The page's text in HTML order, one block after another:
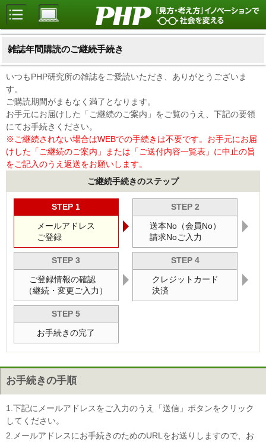
雑誌年間購読のご継続手続き
いつもPHP研究所の雑誌をご愛読いただき、ありがとうございま
す。
ご購読期間がまもなく満了となります。
お手元にお届けした「ご継続のご案内」をご覧のうえ、下記の要領
にてお手続きください。
※ご継続されない場合はWEBでの手続きは不要です。お手元にお届
けした「ご継続のご案内」または「ご送付内容一覧表」に中止の旨
をご記入のうえ返送をお願いします。
ご継続手続きのステップ
STEP 1
メールアドレス
ご登録
STEP 2
送本No（会員No）
請求Noご入力
STEP 3
ご登録情報の確認
（継続・変更ご入力）
STEP 4
クレジットカード
決済
STEP 5
お手続きの完了
お手続きの手順
1.下記にメールアドレスをご入力のうえ「送信」ボタンをクリック
してください。
2.メールアドレスにお手続きのためのURLをお送りしますので、お